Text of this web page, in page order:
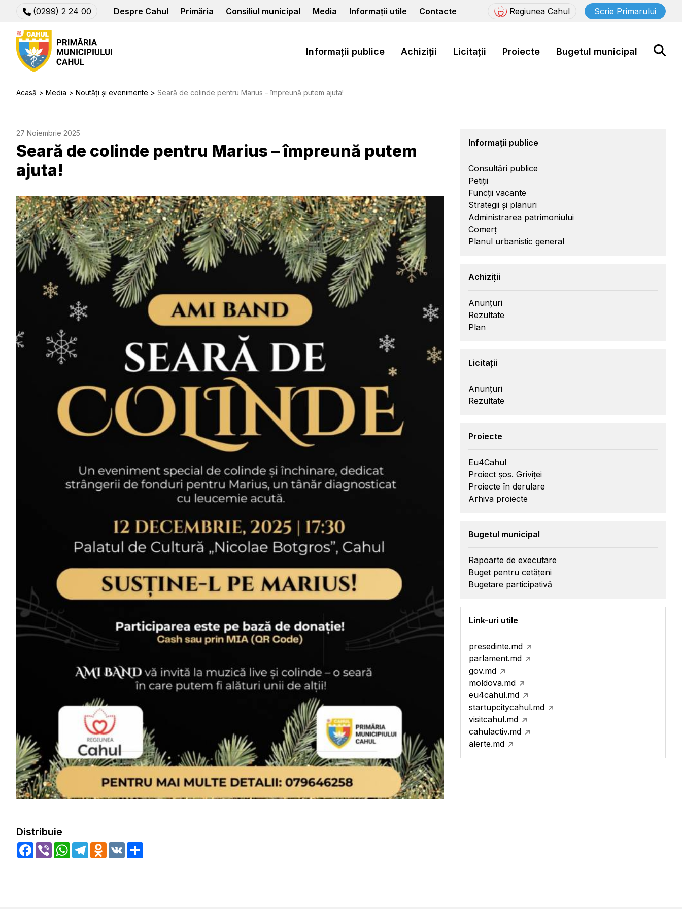
(0299) 2 24 00 Despre Cahul Primăria Consiliul municipal Media Informații utile Contacte Regiunea Cahul Scrie Primarului
Informații publice Achiziții Licitații Proiecte Bugetul municipal
Acasă Media Noutăți și evenimente Seară de colinde pentru Marius – împreună putem ajuta!
27 Noiembrie 2025
Seară de colinde pentru Marius – împreună putem
ajuta!
Distribuie
Facebook
Viber WhatsApp
TelegramOdnoklassniki
VK
Informații publice
Consultări publice
Petiții
Funcții vacante
Strategii și planuri
Administrarea patrimoniului
Comerț
Planul urbanistic general
Achiziții
Anunțuri
Rezultate
Plan
Licitații
Anunțuri
Rezultate
Proiecte
Eu4Cahul
Proiect șos. Griviței
Proiecte în derulare
Arhiva proiecte
Bugetul municipal
Rapoarte de executare
Buget pentru cetățeni
Bugetare participativă
Link-uri utile
presedinte.md
parlament.md
gov.md
moldova.md
eu4cahul.md
startupcitycahul.md
visitcahul.md
cahulactiv.md
alerte.md